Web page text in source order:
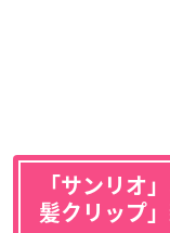
「サンリオ
髪クリップ」